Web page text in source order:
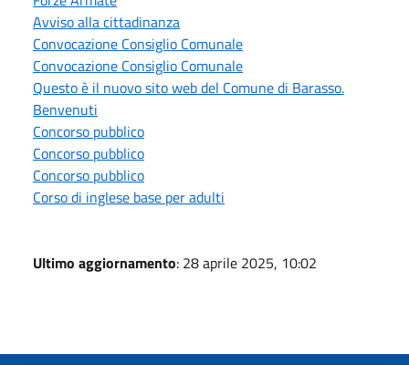
Avviso alla cittadinanza
Convocazione Consiglio Comunale
Convocazione Consiglio Comunale
Questo è il nuovo sito web del Comune di Barasso.
Benvenuti
Concorso pubblico
Concorso pubblico
Concorso pubblico
Corso di inglese base per adulti
Ultimo aggiornamento: 28 aprile 2025, 10:02